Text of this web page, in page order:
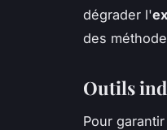
dégrader l'
des
Outils
Pour